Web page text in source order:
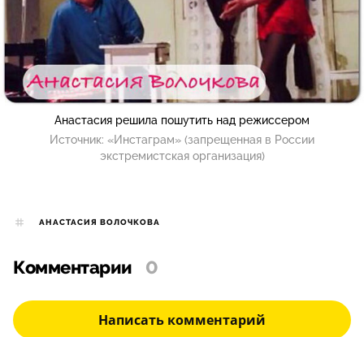
Анастасия решила пошутить над режиссером
Источник: «Инстаграм» (запрещенная в России
экстремистская организация)
АНАСТАСИЯ ВОЛОЧКОВА
Комментарии 0
Написать комментарий